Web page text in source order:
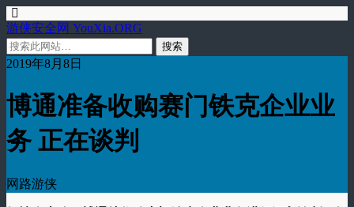
游侠安全网 YouXia.ORG
2019年8月8日
博通准备收购赛门铁克企业业
务 正在谈判
网路游侠